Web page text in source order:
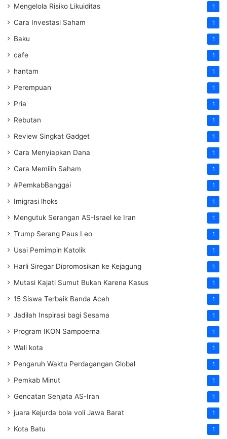
Mengelola Risiko Likuiditas 1
Cara Investasi Saham 1
Baku 1
cafe 1
hantam 1
Perempuan 1
Pria 1
Rebutan 1
Review Singkat Gadget 1
Cara Menyiapkan Dana 1
Cara Memilih Saham 1
#PemkabBanggai 1
Imigrasi lhoks 1
Mengutuk Serangan AS-Israel ke Iran 1
Trump Serang Paus Leo 1
Usai Pemimpin Katolik 1
Harli Siregar Dipromosikan ke Kejagung 1
Mutasi Kajati Sumut Bukan Karena Kasus 1
15 Siswa Terbaik Banda Aceh 1
Jadilah Inspirasi bagi Sesama 1
Program IKON Sampoerna 1
Wali kota 1
Pengaruh Waktu Perdagangan Global 1
Pemkab Minut 1
Gencatan Senjata AS-Iran 1
juara Kejurda bola voli Jawa Barat 1
Kota Batu 1